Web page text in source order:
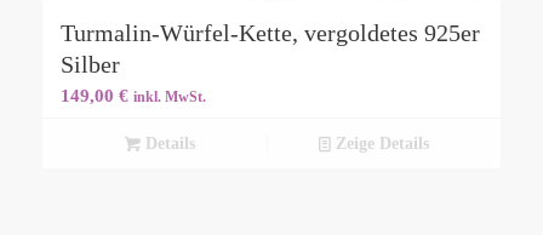
Turmalin-Würfel-Kette, vergoldetes 925er
Silber
149,00 € inkl. MwSt.
Details Zeige Details